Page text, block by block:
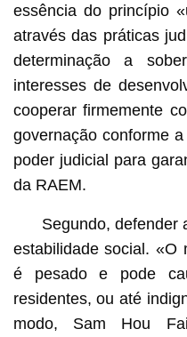
essência do princípio
através das práticas
determinação a
interesses de
cooperar firmemente
governação conforme
poder judicial para
da RAEM.
Segundo, defender
estabilidade social. «O
é pesado e pode
residentes, ou até
modo, Sam Hou